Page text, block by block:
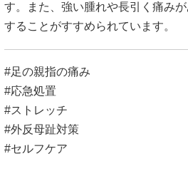
す。また、強い腫れや長引く痛み
することがすすめられています。
#足の親指の痛み
#応急処置
#ストレッチ
#外反母趾対策
#セルフケア